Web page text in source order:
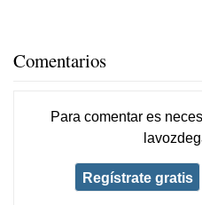
Comentarios
Para comentar es
Regístrate gratis